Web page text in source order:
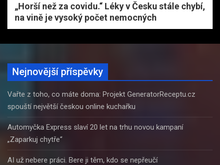
„Horší než za covidu.“ Léky v Česku stále chybí,
na vině je vysoký počet nemocných
Nejnovější příspěvky
Vařte z toho, co máte doma: Projekt GeneratorReceptu.cz
spouští největší českou online kuchařku
Automyčka Express slaví 20 let na trhu novou kampaní
„Zaparkuj chytře“
AI už nebere práci. Bere ji těm, kdo se nepřeučí